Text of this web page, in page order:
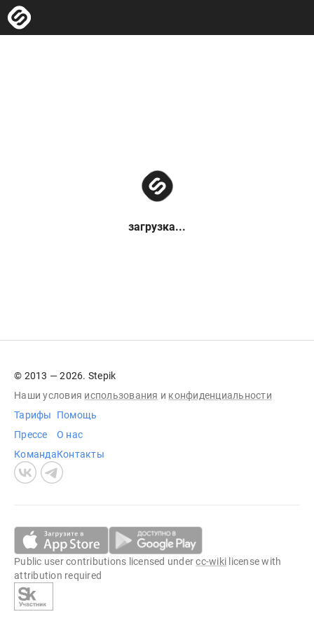
загрузка...
© 2013 — 2026. Stepik
Наши условия использования и конфиденциальности
Тарифы
Прессе
Команда
Помощь
О нас
Контакты
Public user contributions licensed undercc-wiki license with
attribution required